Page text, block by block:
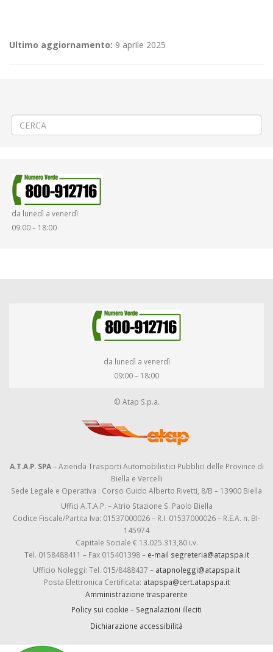
Ultimo aggiornamento: 9 aprile 2025
da lunedì a venerdì
09:00 – 18:00
da lunedì a venerdì
09:00 – 18:00
© Atap S.p.a.
A.T.A.P. SPA– Azienda Trasporti Automobilistici Pubblici delle Province di
Biella e Vercelli
Sede Legale e Operativa : Corso Guido Alberto Rivetti, 8/B – 13900 Biella
Uffici A.T.A.P. – Atrio Stazione S. Paolo Biella
Codice Fiscale/Partita Iva: 01537000026 – R.I. 01537000026 – R.E.A. n. BI-
145974
Capitale Sociale € 13.025.313,80 i.v.
Tel. 0158488411 – Fax 015401398 – e-mail segreteria@atapspa.it
Ufficio Noleggi: Tel. 015/8488437 – atapnoleggi@atapspa.it
Posta Elettronica Certificata: atapspa@cert.atapspa.it
Amministrazione trasparente
Policy sui cookie – Segnalazioni illeciti
Dichiarazione accessibilità